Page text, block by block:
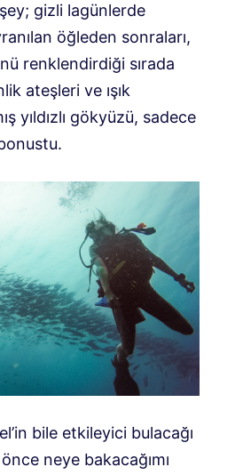
gizli lagünlerde
öğleden sonraları,
renklendirdiği sırada
ateşleri ve ışık
yıldızlı gökyüzü, sadece
bile etkileyici bulacağı
neye bakacağımı